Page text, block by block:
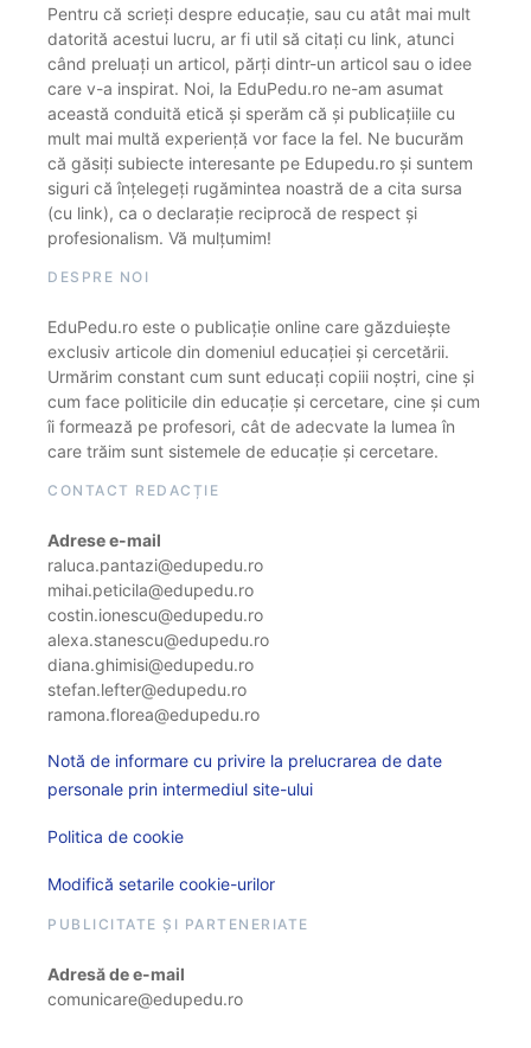
Pentru că scrieți despre educație, sau cu atât mai mult
datorită acestui lucru, ar fi util să citați cu link, atunci
când preluați un articol, părți dintr-un articol sau o idee
care v-a inspirat. Noi, la EduPedu.ro ne-am asumat
această conduită etică și sperăm că și publicațiile cu
mult mai multă experiență vor face la fel. Ne bucurăm
că găsiți subiecte interesante pe Edupedu.ro și suntem
siguri că înțelegeți rugămintea noastră de a cita sursa
(cu link), ca o declarație reciprocă de respect și
profesionalism. Vă mulțumim!
DESPRE NOI
EduPedu.ro este o publicație online care găzduiește
exclusiv articole din domeniul educației și cercetării.
Urmărim constant cum sunt educați copiii noștri, cine și
cum face politicile din educație și cercetare, cine și cum
îi formează pe profesori, cât de adecvate la lumea în
care trăim sunt sistemele de educație și cercetare.
CONTACT REDACȚIE
Adrese e-mail
raluca.pantazi@edupedu.ro
mihai.peticila@edupedu.ro
costin.ionescu@edupedu.ro
alexa.stanescu@edupedu.ro
diana.ghimisi@edupedu.ro
stefan.lefter@edupedu.ro
ramona.florea@edupedu.ro
Notă de informare cu privire la prelucrarea de date
personale prin intermediul site-ului
Politica de cookie
Modifică setarile cookie-urilor
PUBLICITATE ȘI PARTENERIATE
Adresă de e-mail
comunicare@edupedu.ro